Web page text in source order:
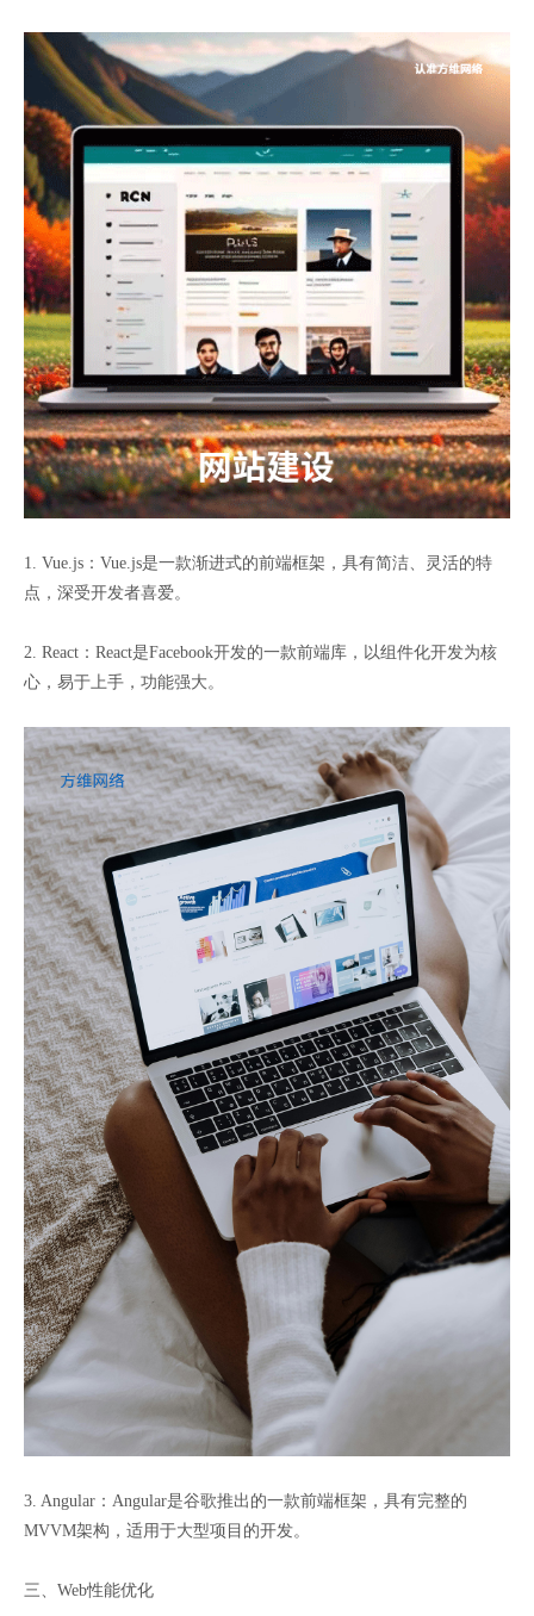
1. Vue.js：Vue.js是一款渐进式的前端框架，具有简洁、灵活的特
点，深受开发者喜爱。
2. React：React是Facebook开发的一款前端库，以组件化开发为核
心，易于上手，功能强大。
3. Angular：Angular是谷歌推出的一款前端框架，具有完整的
MVVM架构，适用于大型项目的开发。
三、Web性能优化